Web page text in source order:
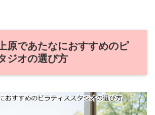
原であたなにおすすめのピ
ジオの選び方